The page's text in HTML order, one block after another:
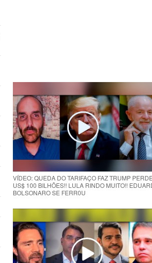
VÍDEO: QUEDA DO TARIFAÇO FAZ TRUMP
US$ 100 BILHÕES!! LULA RINDO MUITO!!
BOLSONARO SE FERR0U